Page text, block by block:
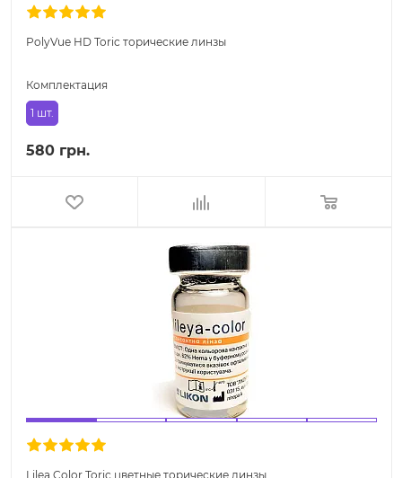
PolyVue HD Toric торические линзы
Комплектация
1 шт.
580 грн.
Lilea Color Toric цветные торические линзы